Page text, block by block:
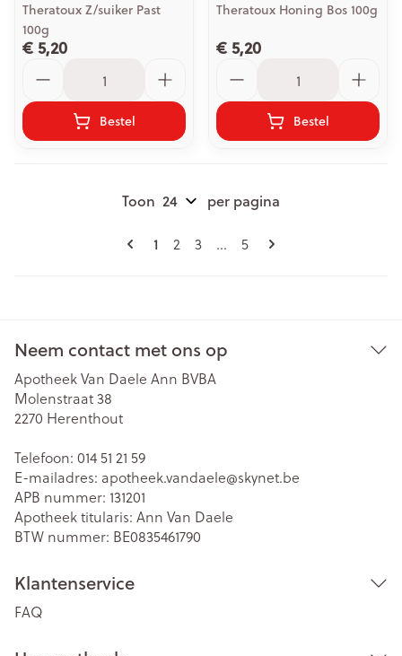
Theratoux Z/suiker Past
100g
€ 5,20
Bestel
Theratoux Honing Bos 100g
€ 5,20
Bestel
Pagina's
U lees momenteel pagina
1 Pagina
2 Pagina
3 ... Pagina
5
Toon per pagina
Neem contact met ons op
Apotheek Van Daele Ann BVBA
Molenstraat 38
2270 Herenthout
Telefoon: 014 51 21 59
E-mailadres: apotheek.vandaele@skynet.be
APB nummer: 131201
Apotheek titularis: Ann Van Daele
BTW nummer: BE0835461790
Klantenservice
FAQ